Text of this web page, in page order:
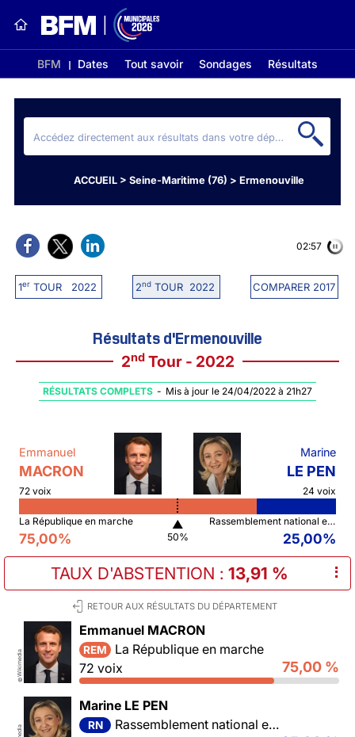
BFM Dates Tout savoir Sondages Résultats
ACCUEIL> Seine-Maritime (76) > Ermenouville
1erTOUR 2022 2ndTOUR 2022 COMPARER 2017
02:56
Résultats d'Ermenouville
2ndTour - 2022
RÉSULTATS COMPLETS - Mis à jour le 24/04/2022 à 21h27
Emmanuel
MACRON
72 voix
Marine
LE PEN
24 voix
La République en marche
75,00%
▲
50%
Rassemblement national et ses alliés
25,00%
TAUX D'ABSTENTION : 13,91 % ⠇
RETOUR AUX RÉSULTATS DU DÉPARTEMENT
©
Wikimedia
Emmanuel MACRON
REM
La République en marche
72 voix
75,00 %
Marine LE PEN
RN
Rassemblement national et ses alliés